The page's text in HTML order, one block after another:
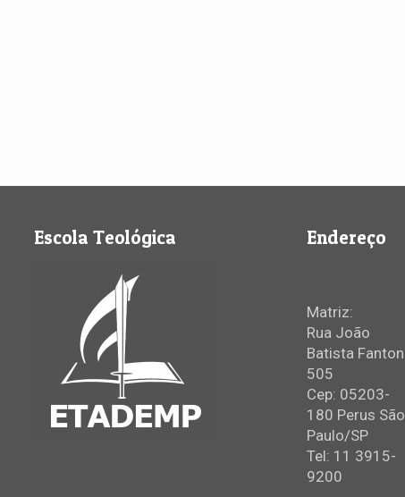
Escola Teológica Endereço
Matriz:
Rua João
Batista Fanton
505
Cep: 05203-
180 Perus São
Paulo/SP
Tel: 11 3915-
9200